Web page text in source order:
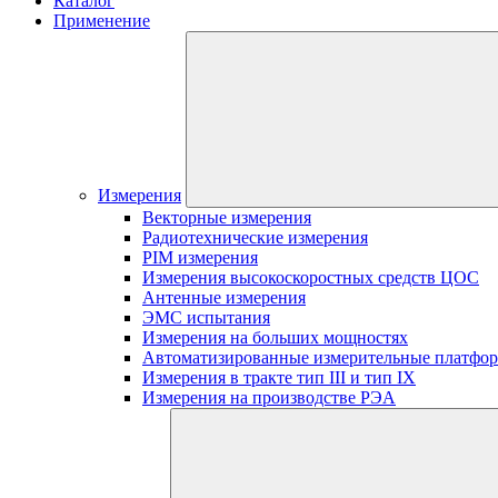
Применение
Измерения
Векторные измерения
Радиотехнические измерения
PIM измерения
Измерения высокоскоростных средств ЦОС
Антенные измерения
ЭМС испытания
Измерения на больших мощностях
Автоматизированные измерительные
Измерения в тракте тип III и тип IX
Измерения на производстве РЭА